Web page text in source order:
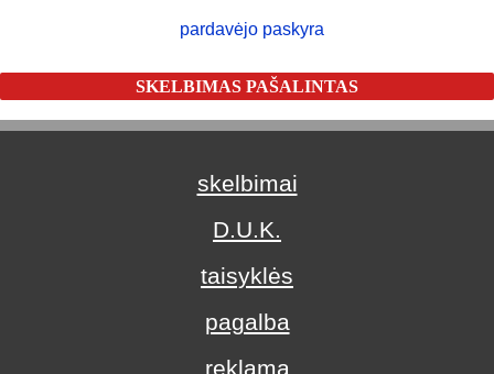
pardavėjo paskyra
SKELBIMAS PAŠALINTAS
skelbimai
D.U.K.
taisyklės
pagalba
reklama